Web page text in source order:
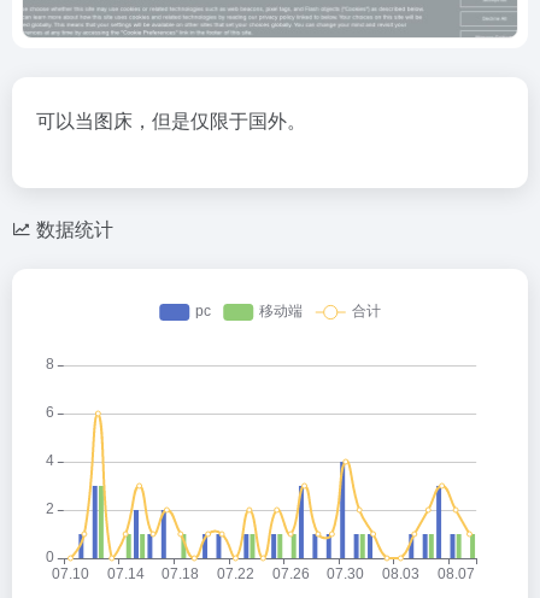
可以当图床，但是仅限于国外。
数据统计